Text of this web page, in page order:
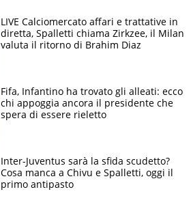
LIVE Calciomercato affari e trattative in
diretta, Spalletti chiama Zirkzee, il Milan
valuta il ritorno di Brahim Diaz
Fifa, Infantino ha trovato gli alleati: ecco
chi appoggia ancora il presidente che
spera di essere rieletto
Inter-Juventus sarà la sfida scudetto?
Cosa manca a Chivu e Spalletti, oggi il
primo antipasto